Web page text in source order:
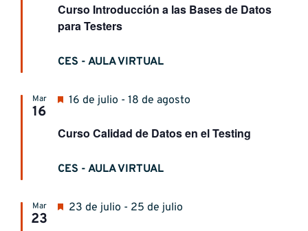
Curso Introducción a las Bases de Datos
para Testers
CES - AULA VIRTUAL
Mar
16
Curso Calidad de Datos en el Testing
Destacado
16 de julio - 18 de agosto
CES - AULA VIRTUAL
Mar
23
Destacado
23 de julio - 25 de julio